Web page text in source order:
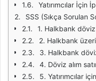
Yatırımcılar İçin
SSS (Sıkça Sorulan
1. Halkbank döviz
2. Halkbank
3. Halkbank döviz
4. Döviz alım
5. Yatırımcılar